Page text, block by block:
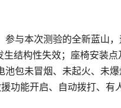
参与本次测验的全新蓝山
结构性失效；座椅安装
池包未冒烟、未起火、未
功能开启、自动拨打、有